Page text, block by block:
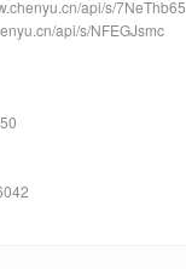
api/s/7NeThb65
api/s/NFEGJsmc